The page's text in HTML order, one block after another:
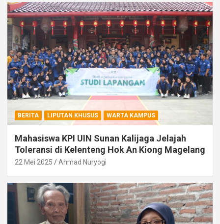
BERITA LIPUTAN KHUSUS WARTA KAMPUS
Mahasiswa KPI UIN Sunan Kalijaga Jelajah
Toleransi di Kelenteng Hok An Kiong Magelang
22 Mei 2025 Ahmad Nuryogi